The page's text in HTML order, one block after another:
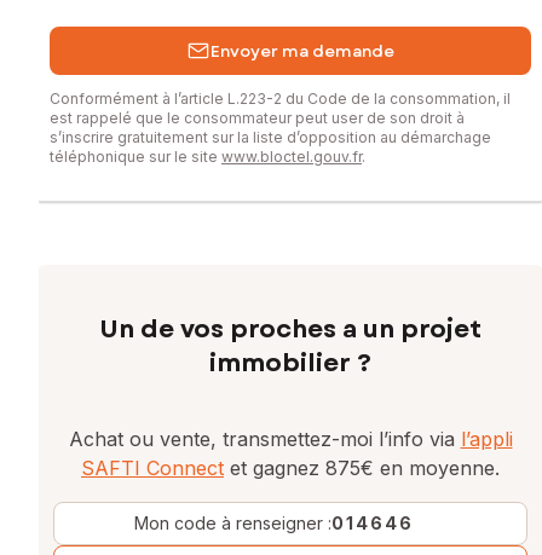
Envoyer ma demande
Conformément à l’article L.223-2 du Code de la consommation, il
est rappelé que le consommateur peut user de son droit à
s’inscrire gratuitement sur la liste d’opposition au démarchage
téléphonique sur le site www.bloctel.gouv.fr.
Un de vos proches a un projet
immobilier ?
Achat ou vente, transmettez-moi l’info via l’appli
SAFTI Connect et gagnez 875€ en moyenne.
Mon code à renseigner :014646